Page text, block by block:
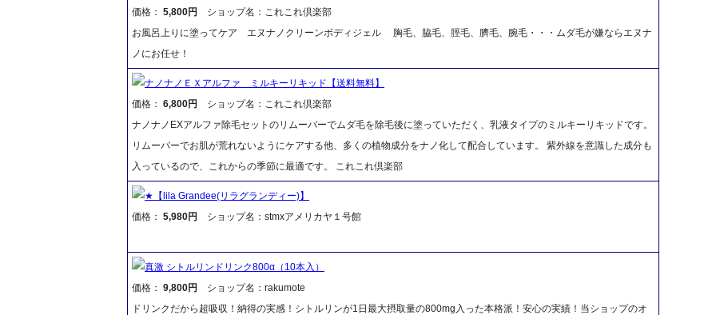
価格： 5,800円
ショップ名：これこれ倶楽部
お風呂上りに塗ってケア エヌナノクリーンボディジェル 胸毛、脇毛、脛毛、臍毛、腕毛・・・ムダ毛が嫌ならエヌナ
ノにお任せ！
ナノナノＥＸアルファ ミルキーリキッド【送料無料】
価格： 6,800円
ショップ名：これこれ倶楽部
ナノナノEXアルファ除毛セットのリムーバーでムダ毛を除毛後に塗っていただく、乳液タイプのミルキーリキッドです。
リムーバーでお肌が荒れないようにケアする他、多くの植物成分をナノ化して配合しています。 紫外線を意識した成分も
入っているので、これからの季節に最適です。 これこれ倶楽部
★【lila Grandee(リラグランディー)】
価格： 5,980円 ショップ名：stmxアメリカヤ１号館
真激 シトルリンドリンク800α（10本入）
価格： 9,800円
ショップ名：rakumote
ドリンクだから超吸収！納得の実感！シトルリンが1日最大摂取量の800mg入った本格派！安心の実績！当ショップのオ